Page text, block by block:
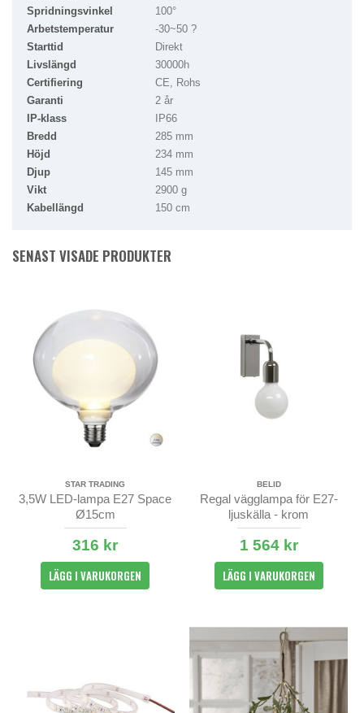
Spridningsvinkel
100°
Arbetstemperatur
-30~50 ?
Starttid
Direkt
Livslängd
30000h
Certifiering
CE, Rohs
Garanti
2 år
IP-klass
IP66
Bredd
285 mm
Höjd
234 mm
Djup
145 mm
Vikt
2900 g
Kabellängd
150 cm
SENAST VISADE PRODUKTER
STAR TRADING
3,5W LED-lampa E27 Space
Ø15cm
316 kr
LÄGG I VARUKORGEN
BELID
Regal vägglampa för E27-
ljuskälla - krom
1 564 kr
LÄGG I VARUKORGEN